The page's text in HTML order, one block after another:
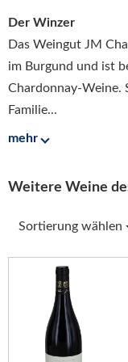
Der Winzer
Das Weingut JM
im Burgund und ist
Chardonnay-Weine.
Familie...
mehr
Weitere Weine
Sortierung wählen